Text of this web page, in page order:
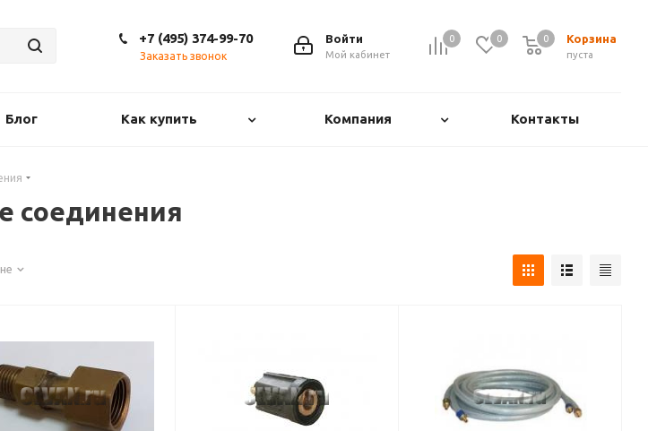
0 0 Корзина
0
пуста
0
Войти
Мой кабинет
+7 (495) 374-99-70
Заказать звонок
Блог Как купить Компания Контакты
соединения